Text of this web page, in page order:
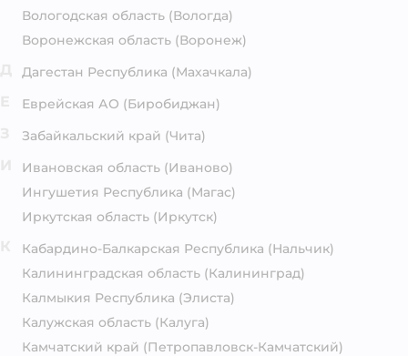
Вологодская область (Вологда)
Воронежская область (Воронеж)
Дагестан Республика (Махачкала)
Еврейская АО (Биробиджан)
Забайкальский край (Чита)
Ивановская область (Иваново)
Ингушетия Республика (Магас)
Иркутская область (Иркутск)
Кабардино-Балкарская Республика (Нальчик)
Калининградская область (Калининград)
Калмыкия Республика (Элиста)
Калужская область (Калуга)
Камчатский край (Петропавловск-Камчатский)